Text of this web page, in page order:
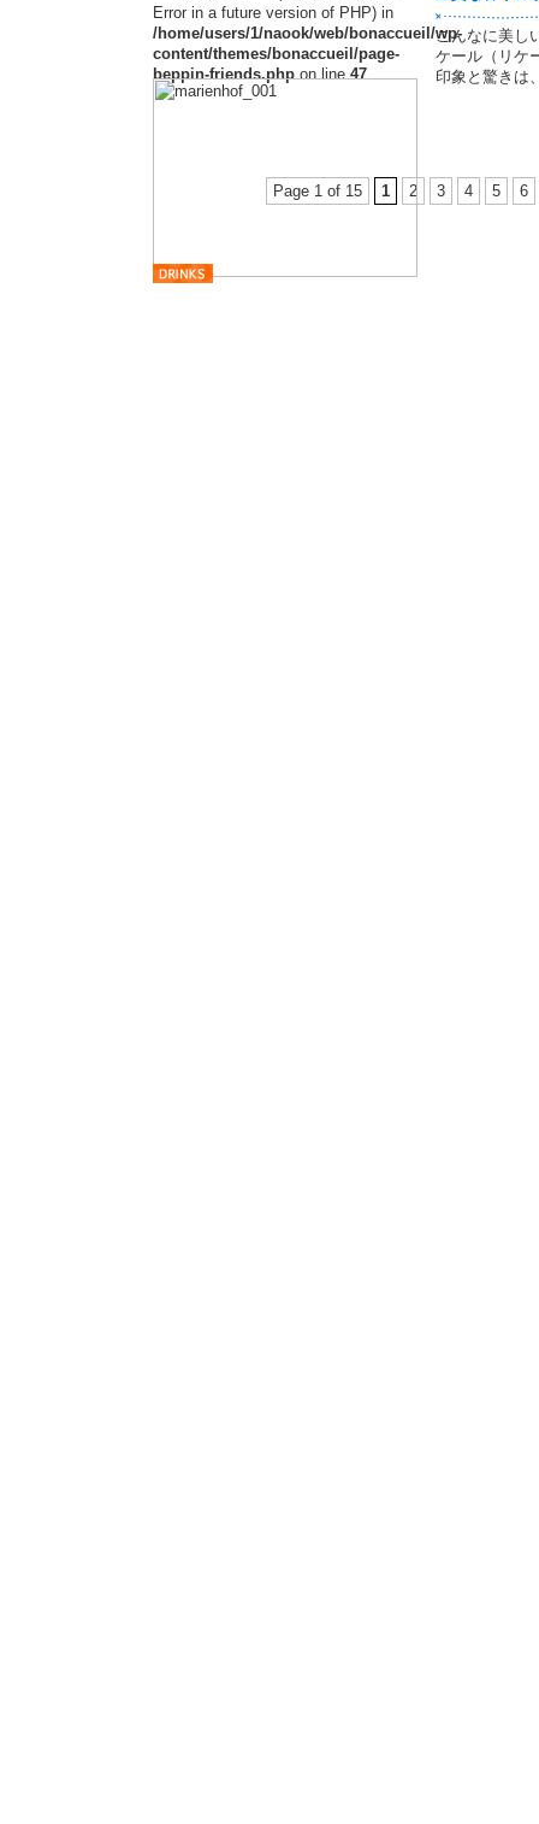
Error in a future version of PHP) in
/home/users/1/naook/web/bonaccueil/wp-
content/themes/bonaccueil/page-
beppin-friends.phpon line47
こんなに美し
ケール（リケ
印象と驚きは
Page 1 of 15 1 2 3 4 5 6